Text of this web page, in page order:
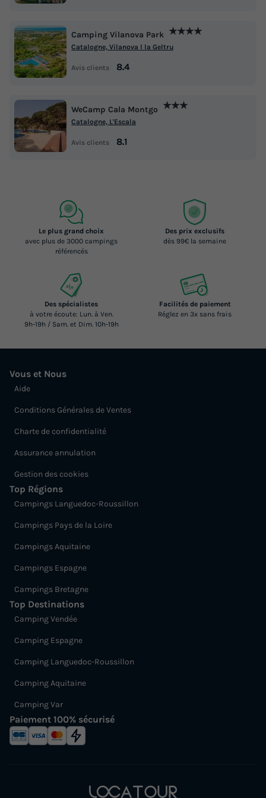
Camping Vilanova Park ★★★★
Catalogne, Vilanova I la Geltru
Avis clients 8.4
WeCamp Cala Montgo ★★★
Catalogne, L'Escala
Avis clients 8.1
Le plus grand choix
avec plus de 3000 campings
référencés
Des prix exclusifs
dès 99€ la semaine
Des spécialistes
à votre écoute: Lun. à Ven.
9h-19h / Sam. et Dim. 10h-19h
Facilités de paiement
Réglez en 3x sans frais
Vous et Nous
Aide
Conditions Générales de Ventes
Charte de confidentialité
Assurance annulation
Gestion des cookies
Top Régions
Campings Languedoc-Roussillon
Campings Pays de la Loire
Campings Aquitaine
Campings Espagne
Campings Bretagne
Top Destinations
Camping Vendée
Camping Espagne
Camping Languedoc-Roussillon
Camping Aquitaine
Camping Var
Paiement 100% sécurisé